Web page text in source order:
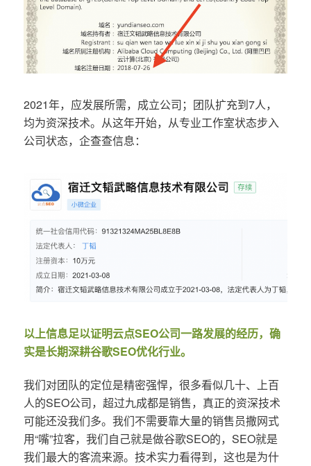
2021年，应发展所需，成立公司；团队扩充到7人，
均为资深技术。从这年开始，从专业工作室状态步入
公司状态，企查查信息：
以上信息足以证明云点SEO公司一路发展的经历，确
实是长期深耕谷歌SEO优化行业。
我们对团队的定位是精密强悍，很多看似几十、上百
人的SEO公司，超过九成都是销售，真正的资深技术
可能还没我们多。我们不需要靠大量的销售员撒网式
用“嘴”拉客，我们自己就是做谷歌SEO的，SEO就是
我们最大的客流来源。技术实力看得到，这也是为什